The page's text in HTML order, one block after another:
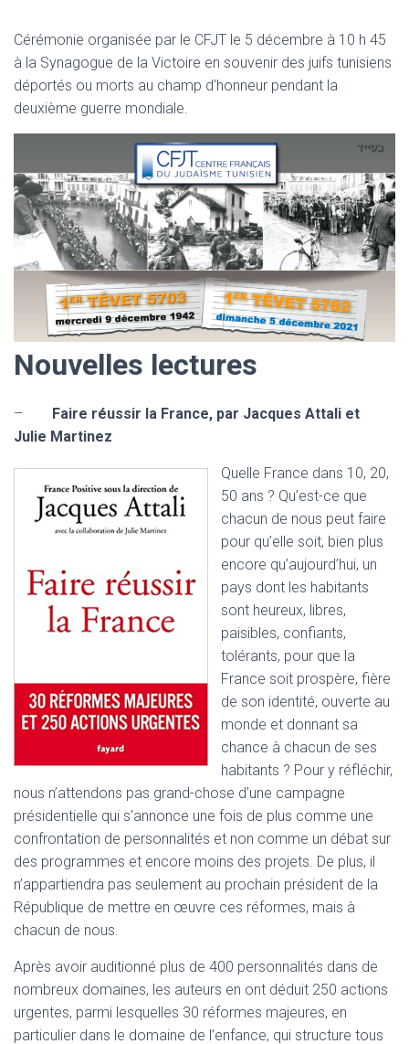
Cérémonie organisée par le CFJT le 5 décembre à 10 h 45
à la Synagogue de la Victoire en souvenir des juifs tunisiens
déportés ou morts au champ d’honneur pendant la
deuxième guerre mondiale.
Nouvelles lectures
– Faire réussir la France, par Jacques Attali et
Julie Martinez
Quelle France dans 10, 20,
50 ans ? Qu’est-ce que
chacun de nous peut faire
pour qu’elle soit, bien plus
encore qu’aujourd’hui, un
pays dont les habitants
sont heureux, libres,
paisibles, confiants,
tolérants, pour que la
France soit prospère, fière
de son identité, ouverte au
monde et donnant sa
chance à chacun de ses
habitants ? Pour y réfléchir,
nous n’attendons pas grand-chose d’une campagne
présidentielle qui s’annonce une fois de plus comme une
confrontation de personnalités et non comme un débat sur
des programmes et encore moins des projets. De plus, il
n’appartiendra pas seulement au prochain président de la
République de mettre en œuvre ces réformes, mais à
chacun de nous.
Après avoir auditionné plus de 400 personnalités dans de
nombreux domaines, les auteurs en ont déduit 250 actions
urgentes, parmi lesquelles 30 réformes majeures, en
particulier dans le domaine de l’enfance, qui structure tous